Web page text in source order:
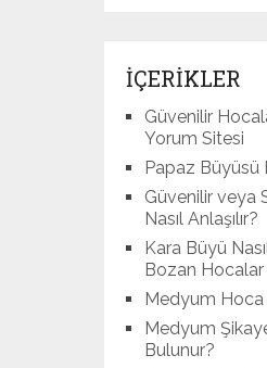
İÇERİKLER
Güvenilir
Yorum Sitesi
Papaz Büyüsü
Güvenilir veya
Nasıl Anlaşılır?
Kara Büyü
Bozan Hocalar
Medyum Hoca
Medyum
Bulunur?